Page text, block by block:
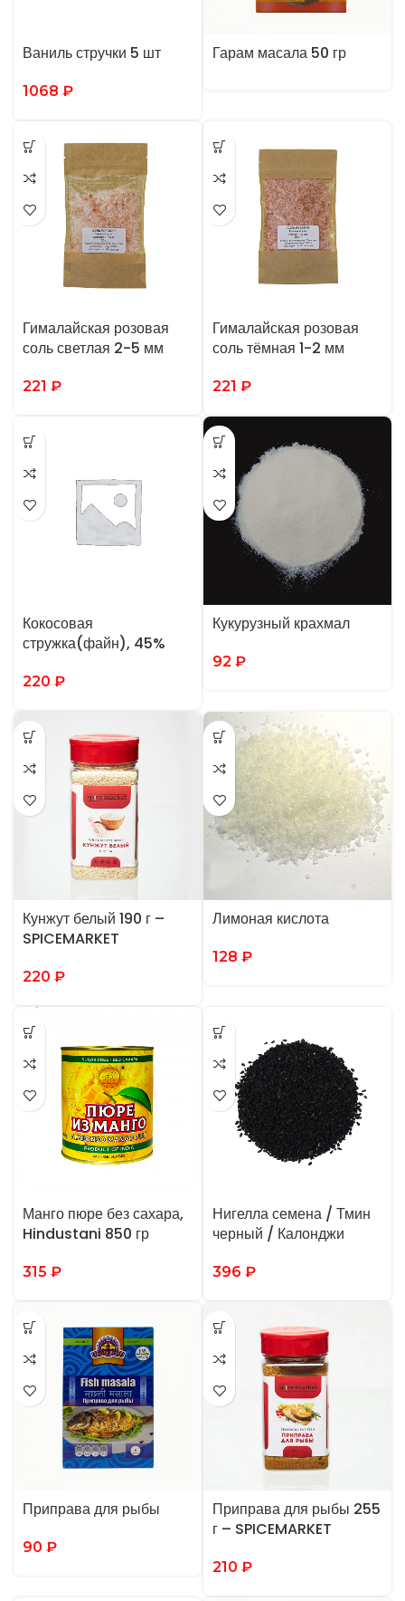
Ваниль стручки 5 шт
1068 ₽
Гарам масала 50 гр
Гималайская розовая
соль светлая 2-5 мм
221 ₽
Гималайская розовая
соль тёмная 1-2 мм
221 ₽
Кокосовая
стружка(файн), 45%
220 ₽
Кукурузный крахмал
92 ₽
Кунжут белый 190 г –
SPICEMARKET
220 ₽
Лимоная кислота
128 ₽
Манго пюре без сахара,
Hindustani 850 гр
315 ₽
Нигелла семена / Тмин
черный / Калонджи
396 ₽
Приправа для рыбы
90 ₽
Приправа для рыбы 255
г – SPICEMARKET
210 ₽